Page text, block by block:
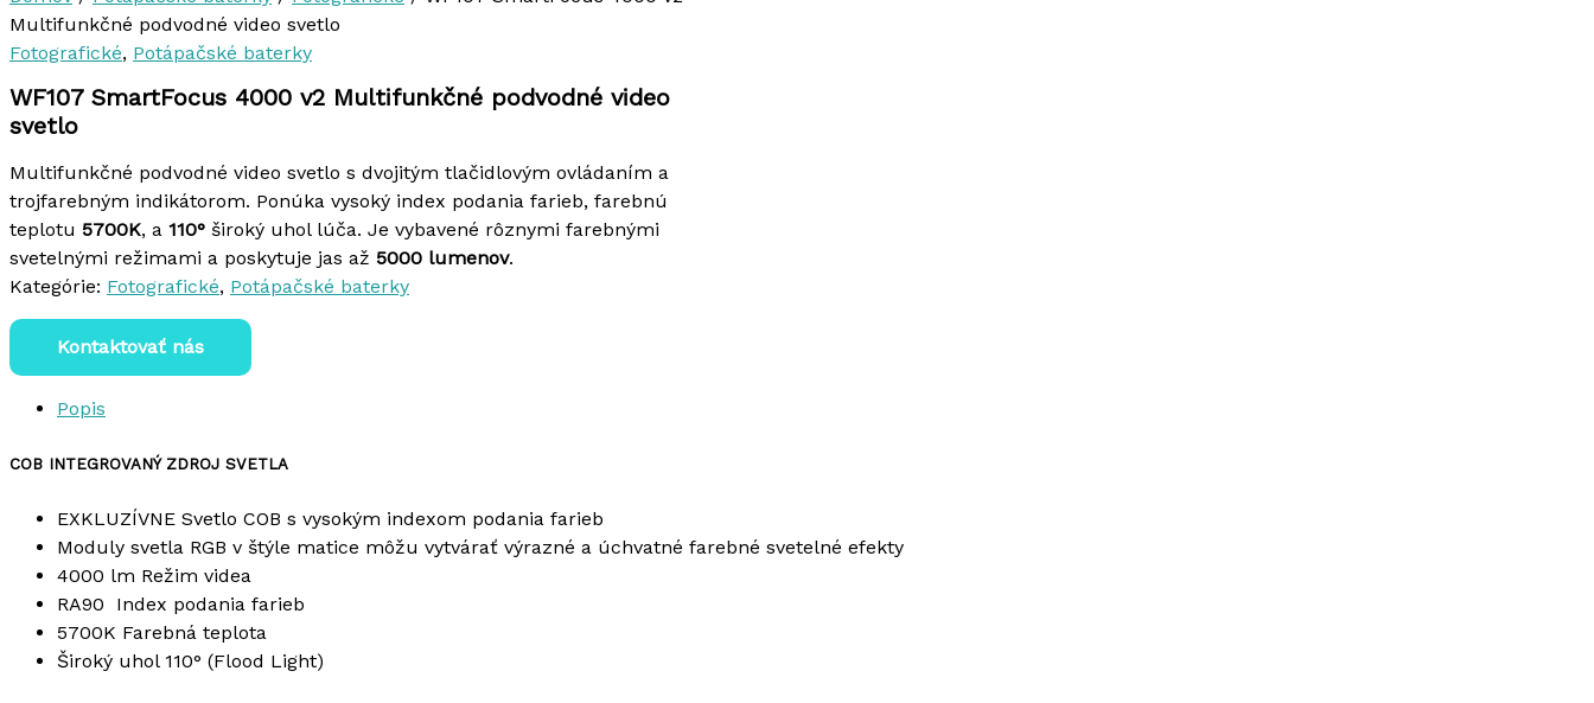
Multifunkčné podvodné video svetlo
Fotografické, Potápačské baterky
WF107 SmartFocus 4000 v2 Multifunkčné podvodné video
svetlo
Multifunkčné podvodné video svetlo s dvojitým tlačidlovým ovládaním a
trojfarebným indikátorom. Ponúka vysoký index podania farieb, farebnú
teplotu 5700K, a 110° široký uhol lúča. Je vybavené rôznymi farebnými
svetelnými režimami a poskytuje jas až 5000 lumenov.
Kategórie: Fotografické, Potápačské baterky
Kontaktovať nás
Popis
COB INTEGROVANÝ ZDROJ SVETLA
EXKLUZÍVNE Svetlo COB s vysokým indexom podania farieb
Moduly svetla RGB v štýle matice môžu vytvárať výrazné a úchvatné farebné svetelné efekty
4000 lm Režim videa
RA90 Index podania farieb
5700K Farebná teplota
Široký uhol 110° (Flood Light)